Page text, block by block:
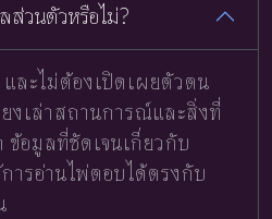
ส่วนตัวหรือไม่?
และไม่ต้องเปิดเผยตัวตน
งเล่าสถานการณ์และสิ่งที่
อมูลที่ชัดเจนเกี่ยวกับ
ารอ่านไพ่ตอบได้ตรงกับ